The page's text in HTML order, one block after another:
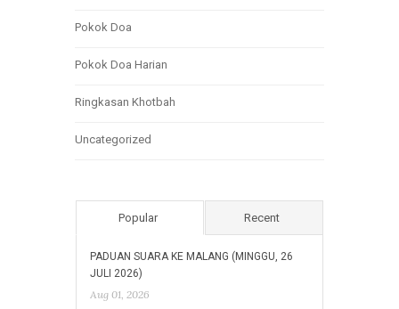
Pokok Doa
Pokok Doa Harian
Ringkasan Khotbah
Uncategorized
Popular Recent
PADUAN SUARA KE MALANG (MINGGU, 26
JULI 2026)
Aug 01, 2026